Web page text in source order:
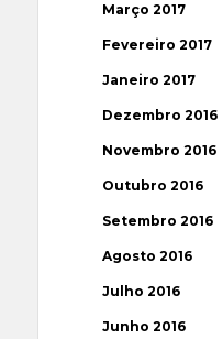
Março 2017
Fevereiro 2017
Janeiro 2017
Dezembro 2016
Novembro 2016
Outubro 2016
Setembro 2016
Agosto 2016
Julho 2016
Junho 2016